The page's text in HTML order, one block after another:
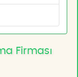
Firması